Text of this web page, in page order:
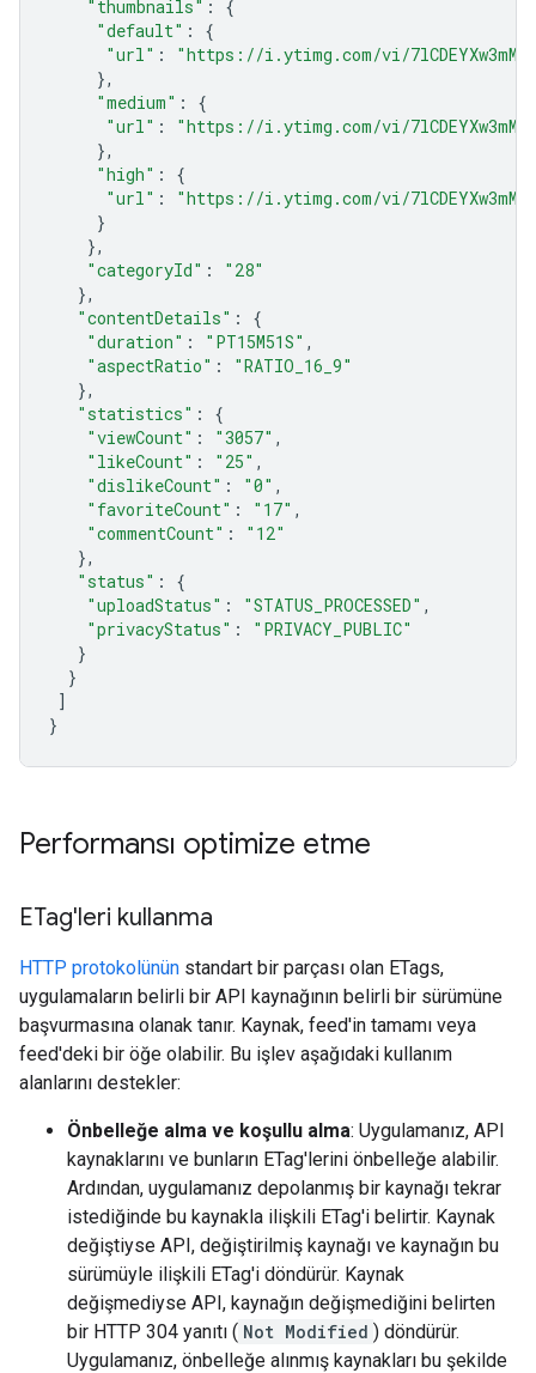
"thumbnails" :
{
"default" :
{
"url" :
"https://i.ytimg.com/vi/
},
"medium" :
{
"url" :
"https://i.ytimg.com/vi/
},
"high" :
{
"url" :
"https://i.ytimg.com/vi/
}
},
"categoryId" :
"28"
},
"contentDetails" :
{
"duration" : "PT15M51S" ,
"aspectRatio" :
"RATIO_16_9"
},
"statistics" :
{
"viewCount" : "3057" ,
"likeCount" : "25" ,
"dislikeCount" : "0" ,
"favoriteCount" : "17" ,
"commentCount" :
"12"
},
"status" :
{
"uploadStatus" : "STATUS_PROCESSED" ,
"privacyStatus" :
"PRIVACY_PUBLIC"
}
}
]
}
Performansı optimize etme
ETag'leri kullanma
HTTP protokolünün standart bir parçası olan ETags,
uygulamaların belirli bir API kaynağının belirli bir sürümüne
başvurmasına olanak tanır. Kaynak, feed'in tamamı veya
feed'deki bir öğe olabilir. Bu işlev aşağıdaki kullanım
alanlarını destekler:
Önbelleğe alma ve koşullu alma: Uygulamanız, API
kaynaklarını ve bunların ETag'lerini önbelleğe alabilir.
Ardından, uygulamanız depolanmış bir kaynağı tekrar
istediğinde bu kaynakla ilişkili ETag'i belirtir. Kaynak
değiştiyse API, değiştirilmiş kaynağı ve kaynağın bu
sürümüyle ilişkili ETag'i döndürür. Kaynak
değişmediyse API, kaynağın değişmediğini belirten
bir HTTP 304 yanıtı ( Not Modified ) döndürür.
Uygulamanız, önbelleğe alınmış kaynakları bu şekilde